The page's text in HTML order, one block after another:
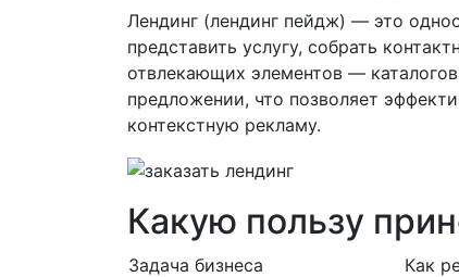
Лендинг (лендинг пейдж) — это
представить услугу, собрать
отвлекающих элементов —
предложении, что позволяет
контекстную рекламу.
Какую пользу
Задача бизнеса
Как